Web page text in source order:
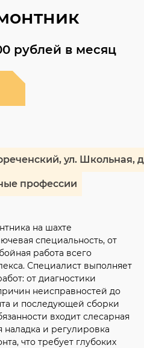
рублей в месяц
ул. Школьная,
профессии
на шахте
специальность, от
работа всего
Специалист выполняет
от диагностики
неисправностей до
и последующей сборки
входит слесарная
наладка и регулировка
что требует глубоких